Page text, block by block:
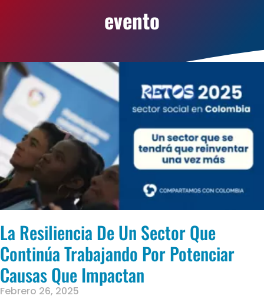
evento
La Resiliencia De Un Sector Que
Continúa Trabajando Por Potenciar
Causas Que Impactan
Febrero 26, 2025